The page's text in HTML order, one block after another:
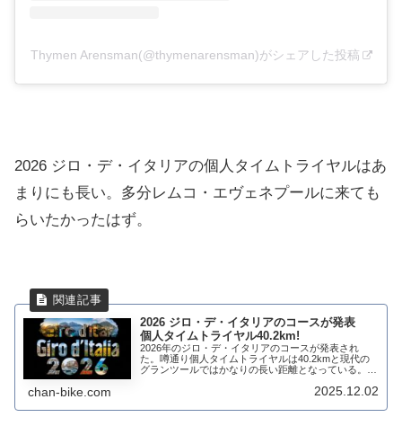
Thymen Arensman(@thymenarensman)がシェアした投稿
2026 ジロ・デ・イタリアの個人タイムトライヤルはあ
まりにも長い。多分レムコ・エヴェネプールに来ても
らいたかったはず。
2026 ジロ・デ・イタリアのコースが発表
個人タイムトライヤル40.2km!
2026年のジロ・デ・イタリアのコースが発表され
た。噂通り個人タイムトライヤルは40.2kmと現代の
グランツールではかなりの長い距離となっている。こ
だ。2026 ジロ・デ・イタリアこちらは長い...
chan-bike.com 2025.12.02